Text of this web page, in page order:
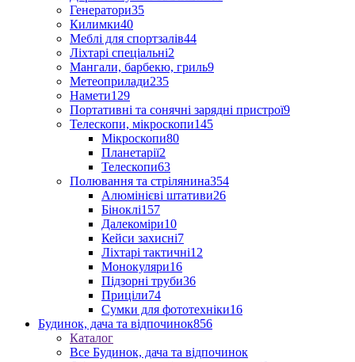
Генератори35
Килимки40
Меблі для спортзалів44
Ліхтарі спеціальні2
Мангали, барбекю, гриль9
Метеоприлади235
Намети129
Портативні та сонячні зарядні пристрої9
Телескопи, мікроскопи145
Мікроскопи80
Планетарії2
Телескопи63
Полювання та стрілянина354
Алюмінієві штативи26
Біноклі157
Далекоміри10
Кейси захисні7
Ліхтарі тактичні12
Монокуляри16
Підзорні труби36
Приціли74
Сумки для фототехніки16
Будинок, дача та відпочинок856
Каталог
Все Будинок, дача та відпочинок